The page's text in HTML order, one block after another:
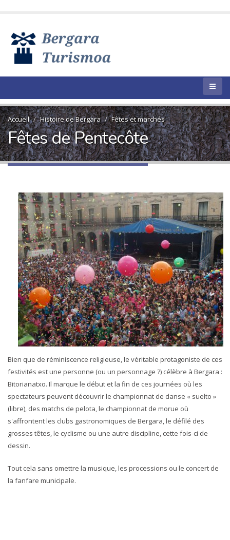
Accueil Histoire de Bergara Fêtes et marchés
Fêtes de Pentecôte
Bien que de réminiscence religieuse, le véritable protagoniste de ces
festivités est une personne (ou un personnage ?) célèbre à Bergara :
Bitorianatxo. Il marque le début et la fin de ces journées où les
spectateurs peuvent découvrir le championnat de danse « suelto »
(libre), des matchs de pelota, le championnat de morue où
s'affrontent les clubs gastronomiques de Bergara, le défilé des
grosses têtes, le cyclisme ou une autre discipline, cette fois-ci de
dessin.
Tout cela sans omettre la musique, les processions ou le concert de
la fanfare municipale.